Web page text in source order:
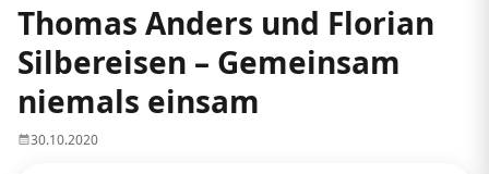
Thomas Anders und Florian
Silbereisen – Gemeinsam
niemals einsam
30.10.2020